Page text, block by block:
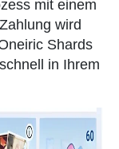
mit einem
wird
Shards
in Ihrem